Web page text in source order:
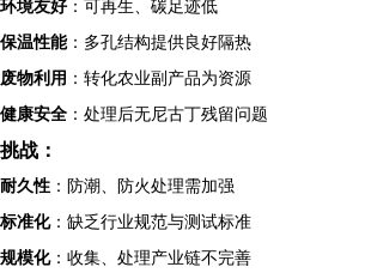
环境友好：可再生、碳足迹低
保温性能：多孔结构提供良好隔热
废物利用 ：转化农业副产品为资源
健康安全 ：处理后无尼古丁残留问题
挑战：
耐久性 ：防潮、防火处理需加强
标准化：缺乏行业规范与测试标准
规模化：收集、处理产业链不完善